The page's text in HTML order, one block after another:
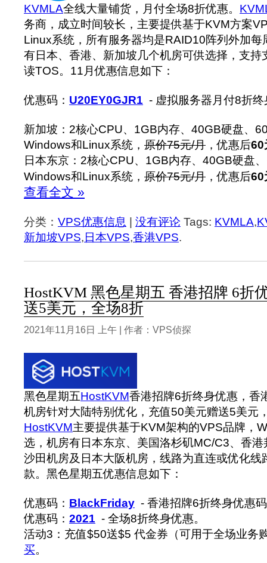
KVMLA全线大量铺货，月付全场8折优惠。
务商，成立时间较长，主要提供基于KVM方案
Linux系统，所有服务器均是RAID10阵列外加每
有日本、香港、新加坡几个机房可供选择，支持
读TOS。11月优惠信息如下：
优惠码： U20EY0GJR1 - 虚拟服务器月付8折
新加坡：2核心CPU、1GB内存、40GB硬盘、
Windows和Linux系统， 原价75元/月 ，优惠后60
日本东京：2核心CPU、1GB内存、40GB硬盘
Windows和Linux系统， 原价75元/月 ，优惠后60
查看全文 »
分类： VPS优惠信息 | 没有评论 Tags: KVMLA,
新加坡VPS,日本VPS,香港VPS.
HostKVM 黑色星期五 香港招牌 6折
送5美元，全场8折
2021年11月16日 上午 | 作者：VPS侦探
黑色星期五HostKVM香港招牌6折终身优惠，香
机房针对大陆特别优化，充值50美元赠送5美元
HostKVM主要提供基于KVM架构的VPS品牌，
选，机房有日本东京、美国洛杉矶MC/C3、香
沙田机房及日本大阪机房，线路为直连或优化线
款。‍黑色星期五优惠信息如下：
优惠码： BlackFriday - 香港招牌6折终身优惠
优惠码： 2021 - 全场8折终身优惠。
活动3：充值$50送$5 代金券（可用于全场业务
买。